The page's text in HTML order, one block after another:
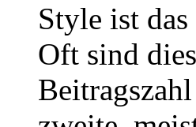
Style ist
Oft sind